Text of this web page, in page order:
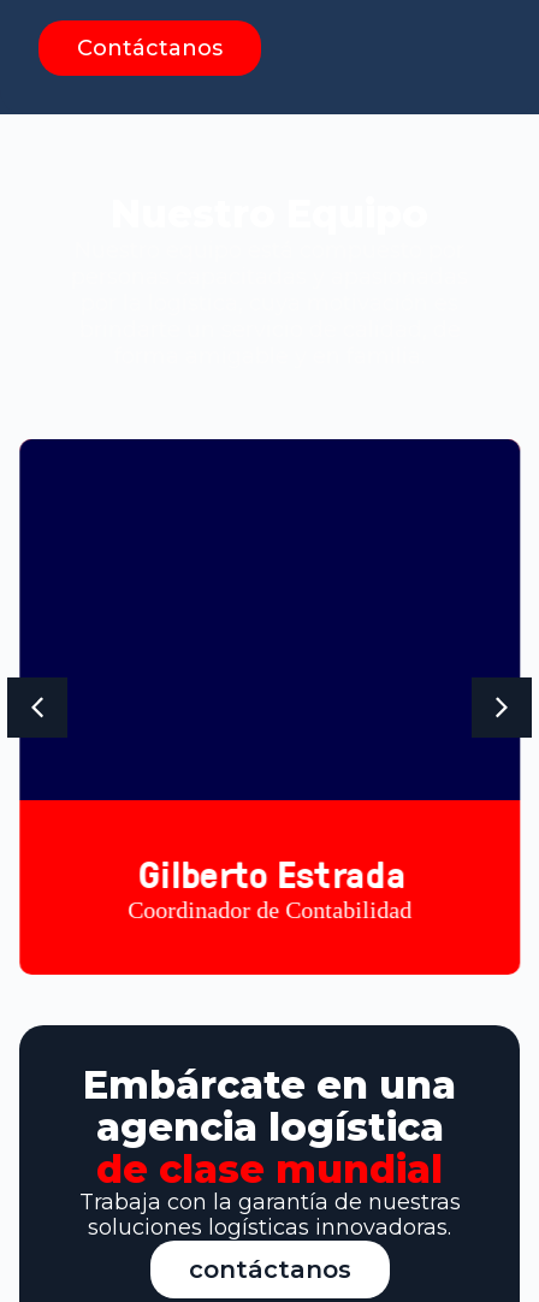
Contáctanos
Gilberto Estrada
Coordinador de Contabilidad
Embárcate en una
agencia logística
de clase mundial
Trabaja con la garantía de nuestras
soluciones logísticas innovadoras.
contáctanos